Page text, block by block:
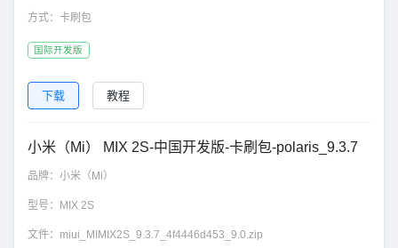
方式： 卡刷包
国际开发版
下载 教程
小米（Mi） MIX 2S-中国开发版-卡刷包-polaris_9.3.7
品牌： 小米（Mi）
型号： MIX 2S
文件： miui_MIMIX2S_9.3.7_4f4446d453_9.0.zip